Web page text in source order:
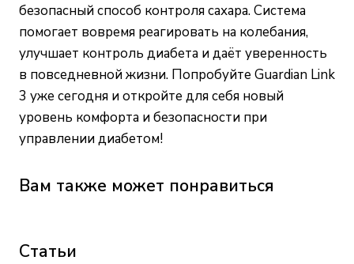
безопасный способ контроля сахара. Система
помогает вовремя реагировать на колебания,
улучшает контроль диабета и даёт уверенность
в повседневной жизни. Попробуйте Guardian Link
3 уже сегодня и откройте для себя новый
уровень комфорта и безопасности при
управлении диабетом!
Вам также может понравиться
Статьи